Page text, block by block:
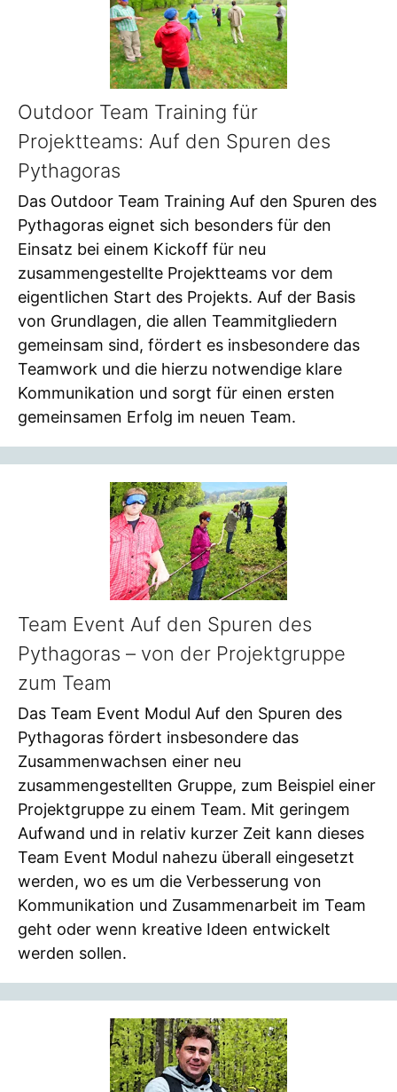
Outdoor Team Training für
Projektteams: Auf den Spuren des
Pythagoras
Das Outdoor Team Training Auf den Spuren des
Pythagoras eignet sich besonders für den
Einsatz bei einem Kickoff für neu
zusammengestellte Projektteams vor dem
eigentlichen Start des Projekts. Auf der Basis
von Grundlagen, die allen Teammitgliedern
gemeinsam sind, fördert es insbesondere das
Teamwork und die hierzu notwendige klare
Kommunikation und sorgt für einen ersten
gemeinsamen Erfolg im neuen Team.
Team Event Auf den Spuren des
Pythagoras – von der Projektgruppe
zum Team
Das Team Event Modul Auf den Spuren des
Pythagoras fördert insbesondere das
Zusammenwachsen einer neu
zusammengestellten Gruppe, zum Beispiel einer
Projektgruppe zu einem Team. Mit geringem
Aufwand und in relativ kurzer Zeit kann dieses
Team Event Modul nahezu überall eingesetzt
werden, wo es um die Verbesserung von
Kommunikation und Zusammenarbeit im Team
geht oder wenn kreative Ideen entwickelt
werden sollen.